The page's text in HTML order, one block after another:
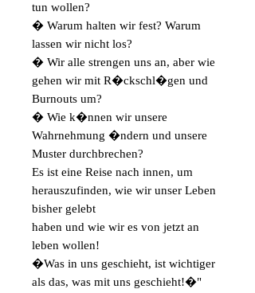
tun wollen?
� Warum halten wir fest? Warum
lassen wir nicht los?
� Wir alle strengen uns an, aber wie
gehen wir mit R�ckschl�gen und
Burnouts um?
� Wie k�nnen wir unsere
Wahrnehmung �ndern und unsere
Muster durchbrechen?
Es ist eine Reise nach innen, um
herauszufinden, wie wir unser Leben
bisher gelebt
haben und wie wir es von jetzt an
leben wollen!
�Was in uns geschieht, ist wichtiger
als das, was mit uns geschieht!�"